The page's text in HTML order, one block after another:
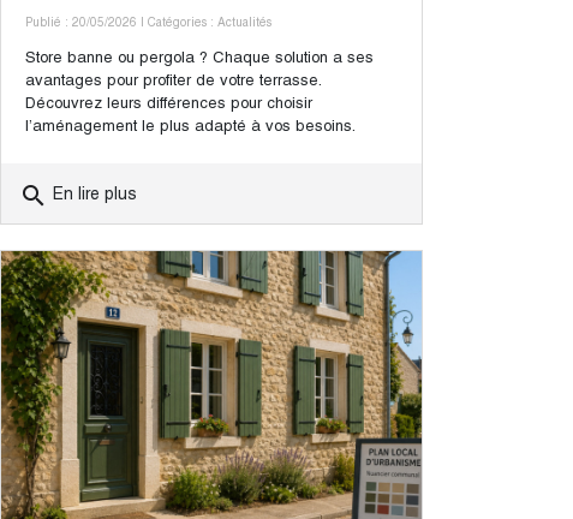
Publié : 20/05/2026 | Catégories : Actualités
Store banne ou pergola ? Chaque solution a ses
avantages pour profiter de votre terrasse.
Découvrez leurs différences pour choisir
l’aménagement le plus adapté à vos besoins.
search En lire plus